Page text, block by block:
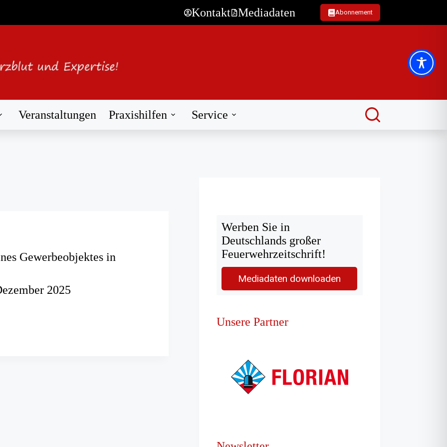
Kontakt Mediadaten Abonnement
Veranstaltungen Praxishilfen Service
Gewerbeobjektes in
2025
Werben Sie in
Deutschlands großer
Feuerwehrzeitschrift!
Mediadaten downloaden
Unsere Partner